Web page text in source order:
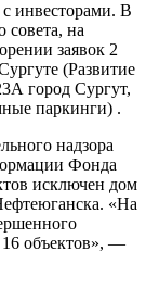
инвесторами. В
совета, на
заявок 2
(Развитие
город Сургут,
паркинги) .
надзора
Фонда
исключен дом
«На
16 объектов», —